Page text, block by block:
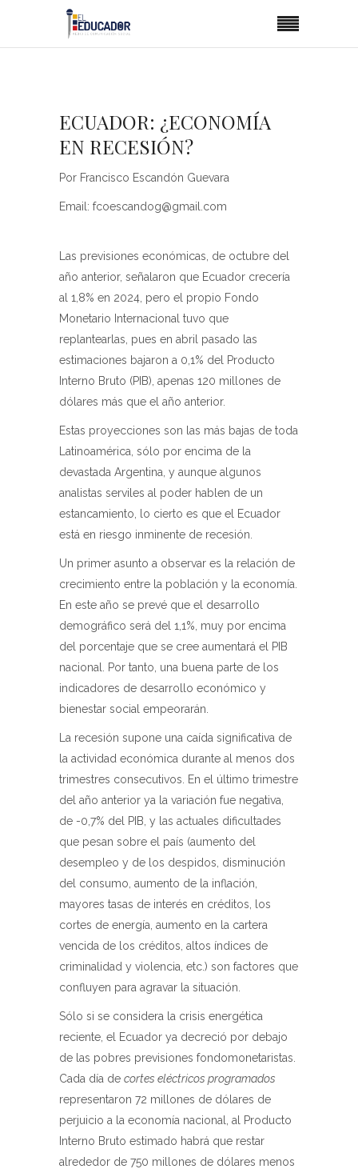
ECUADOR: ¿ECONOMÍA
EN RECESIÓN?
Por Francisco Escandón Guevara
Email: fcoescandog@gmail.com
Las previsiones económicas, de octubre del
año anterior, señalaron que Ecuador crecería
al 1,8% en 2024, pero el propio Fondo
Monetario Internacional tuvo que
replantearlas, pues en abril pasado las
estimaciones bajaron a 0,1% del Producto
Interno Bruto (PIB), apenas 120 millones de
dólares más que el año anterior.
Estas proyecciones son las más bajas de toda
Latinoamérica, sólo por encima de la
devastada Argentina, y aunque algunos
analistas serviles al poder hablen de un
estancamiento, lo cierto es que el Ecuador
está en riesgo inminente de recesión.
Un primer asunto a observar es la relación de
crecimiento entre la población y la economía.
En este año se prevé que el desarrollo
demográfico será del 1,1%, muy por encima
del porcentaje que se cree aumentará el PIB
nacional. Por tanto, una buena parte de los
indicadores de desarrollo económico y
bienestar social empeorarán.
La recesión supone una caída significativa de
la actividad económica durante al menos dos
trimestres consecutivos. En el último trimestre
del año anterior ya la variación fue negativa,
de -0,7% del PIB, y las actuales dificultades
que pesan sobre el país (aumento del
desempleo y de los despidos, disminución
del consumo, aumento de la inflación,
mayores tasas de interés en créditos, los
cortes de energía, aumento en la cartera
vencida de los créditos, altos índices de
criminalidad y violencia, etc.) son factores que
confluyen para agravar la situación.
Sólo si se considera la crisis energética
reciente, el Ecuador ya decreció por debajo
de las pobres previsiones fondomonetaristas.
Cada día de cortes eléctricos programados
representaron 72 millones de dólares de
perjuicio a la economía nacional, al Producto
Interno Bruto estimado habrá que restar
alrededor de 750 millones de dólares menos